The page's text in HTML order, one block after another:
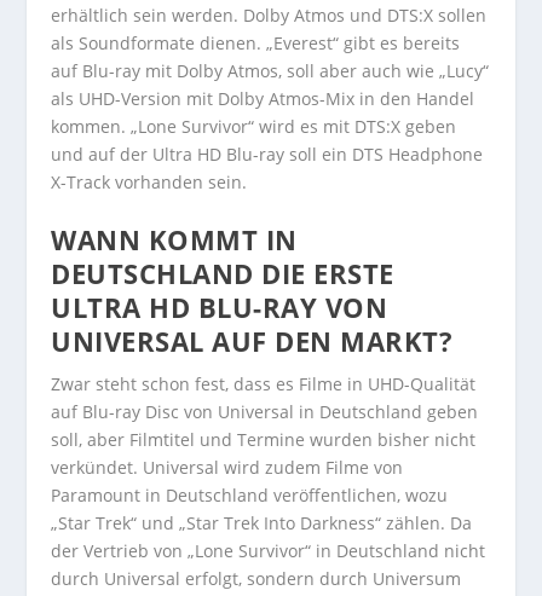
erhältlich sein werden. Dolby Atmos und DTS:X sollen
als Soundformate dienen. „Everest“ gibt es bereits
auf Blu-ray mit Dolby Atmos, soll aber auch wie „Lucy“
als UHD-Version mit Dolby Atmos-Mix in den Handel
kommen. „Lone Survivor“ wird es mit DTS:X geben
und auf der Ultra HD Blu-ray soll ein DTS Headphone
X-Track vorhanden sein.
WANN KOMMT IN
DEUTSCHLAND DIE ERSTE
ULTRA HD BLU-RAY VON
UNIVERSAL AUF DEN MARKT?
Zwar steht schon fest, dass es Filme in UHD-Qualität
auf Blu-ray Disc von Universal in Deutschland geben
soll, aber Filmtitel und Termine wurden bisher nicht
verkündet. Universal wird zudem Filme von
Paramount in Deutschland veröffentlichen, wozu
„Star Trek“ und „Star Trek Into Darkness“ zählen. Da
der Vertrieb von „Lone Survivor“ in Deutschland nicht
durch Universal erfolgt, sondern durch Universum